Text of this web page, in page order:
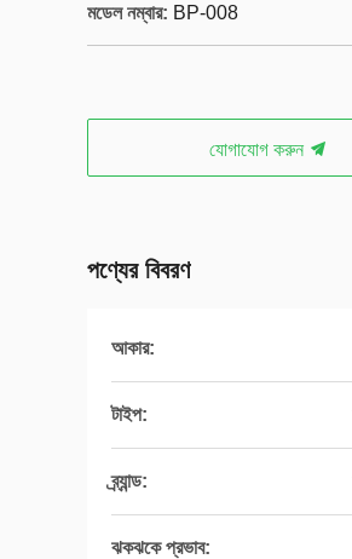
মডেল নম্বার: BP-008
যোগাযোগ করুন
পণ্যের বিবরণ
আকার:
টাইপ:
ব্র্যান্ড:
ঝকঝকে প্রভাব: